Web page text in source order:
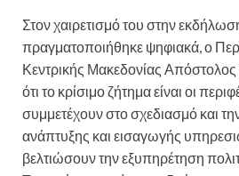
Στον χαιρετισμό του στην
πραγματοποιήθηκε ψηφιακά, ο
Κεντρικής Μακεδονίας Απόστολος
ότι το κρίσιμο ζήτημα είναι οι
συμμετέχουν στο σχεδιασμό και
ανάπτυξης και εισαγωγής
βελτιώσουν την εξυπηρέτηση